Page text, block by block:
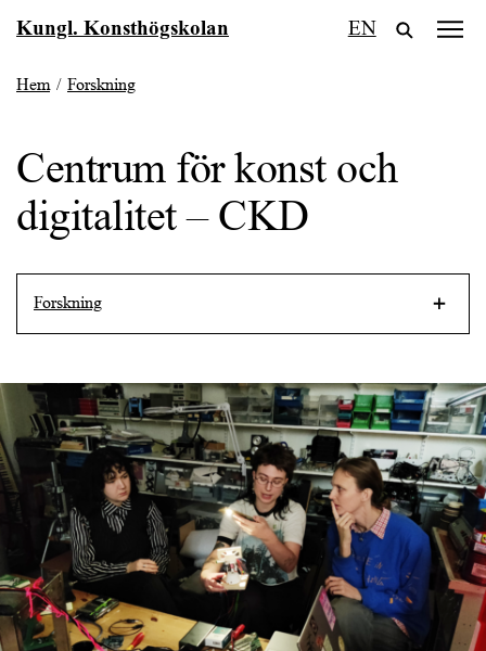
tillKungl. Konsthögskolan EN
Hem/ Forskning
Centrum för konst och
digitalitet – CKD
Forskning